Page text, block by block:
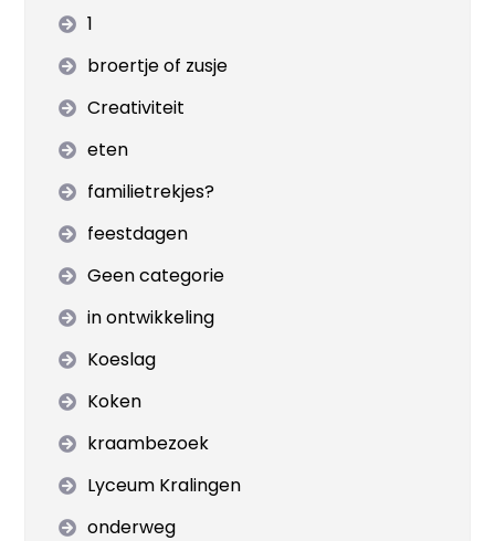
1
broertje of zusje
Creativiteit
eten
familietrekjes?
feestdagen
Geen categorie
in ontwikkeling
Koeslag
Koken
kraambezoek
Lyceum Kralingen
onderweg